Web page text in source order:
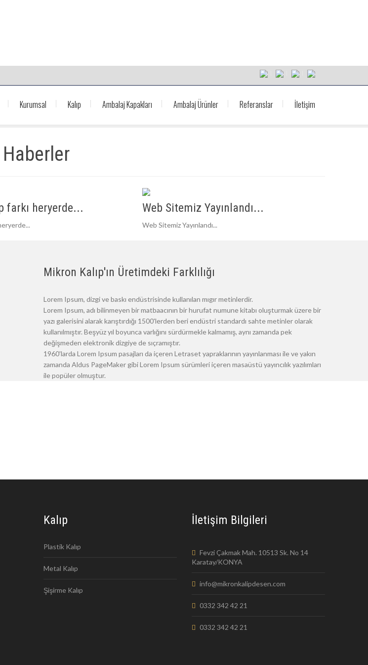
Kurumsal Kalıp Ambalaj Kapakları Ambalaj Ürünler Referanslar İletişim
Haberler
farkı heryerde... Web Sitemiz Yayınlandı...
Web Sitemiz Yayınlandı...
Mikron Kalıp'ın Üretimdeki Farklılığı
Lorem Ipsum, dizgi ve baskı endüstrisinde kullanılan mıgır metinlerdir.
Lorem Ipsum, adı bilinmeyen bir matbaacının bir hurufat numune kitabı oluşturmak üzere bir
yazı galerisini alarak karıştırdığı 1500'lerden beri endüstri standardı sahte metinler olarak
kullanılmıştır. Beşyüz yıl boyunca varlığını sürdürmekle kalmamış, aynı zamanda pek
değişmeden elektronik dizgiye de sıçramıştır.
1960'larda Lorem Ipsum pasajları da içeren Letraset yapraklarının yayınlanması ile ve yakın
zamanda Aldus PageMaker gibi Lorem Ipsum sürümleri içeren masaüstü yayıncılık yazılımları
ile popüler olmuştur.
Kalıp
Plastik Kalıp
Metal Kalıp
Şişirme Kalıp
İletişim Bilgileri
Fevzi Çakmak Mah. 10513 Sk. No 14
Karatay/KONYA
info@mikronkalipdesen.com
0332 342 42 21
0332 342 42 21